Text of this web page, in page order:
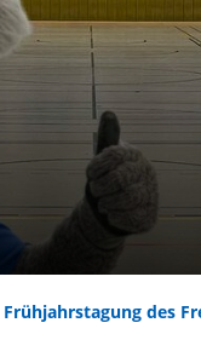
Frühjahrstagung des